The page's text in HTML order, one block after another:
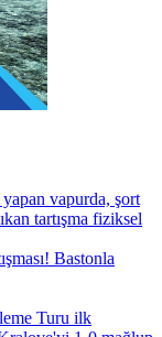
Bastonla